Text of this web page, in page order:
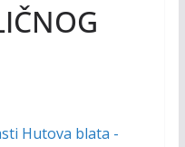
Hutova blata -